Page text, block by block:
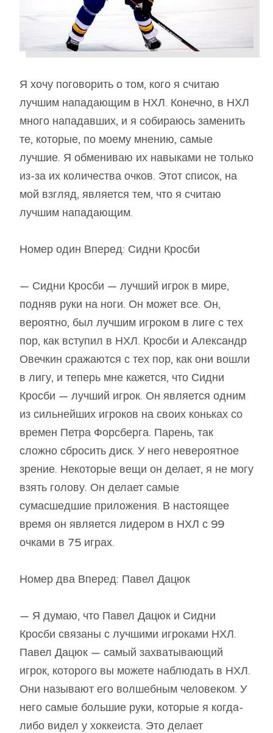
Я хочу поговорить о том, кого я считаю
лучшим нападающим в НХЛ. Конечно, в НХЛ
много нападавших, и я собираюсь заменить
те, которые, по моему мнению, самые
лучшие. Я обмениваю их навыками не только
из-за их количества очков. Этот список, на
мой взгляд, является тем, что я считаю
лучшим нападающим.
Номер один Вперед: Сидни Кросби
— Сидни Кросби — лучший игрок в мире,
подняв руки на ноги. Он может все. Он,
вероятно, был лучшим игроком в лиге с тех
пор, как вступил в НХЛ. Кросби и Александр
Овечкин сражаются с тех пор, как они вошли
в лигу, и теперь мне кажется, что Сидни
Кросби — лучший игрок. Он является одним
из сильнейших игроков на своих коньках со
времен Петра Форсберга. Парень, так
сложно сбросить диск. У него невероятное
зрение. Некоторые вещи он делает, я не могу
взять голову. Он делает самые
сумасшедшие приложения. В настоящее
время он является лидером в НХЛ с 99
очками в 75 играх.
Номер два Вперед: Павел Дацюк
— Я думаю, что Павел Дацюк и Сидни
Кросби связаны с лучшими игроками НХЛ.
Павел Дацюк — самый захватывающий
игрок, которого вы можете наблюдать в НХЛ.
Они называют его волшебным человеком. У
него самые большие руки, которые я когда-
либо видел у хоккеиста. Это делает